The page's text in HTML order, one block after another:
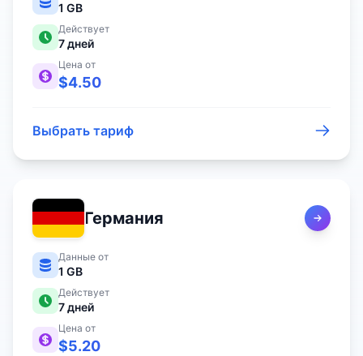
1 GB
Действует
7дней
Цена от
$4.50
Выбрать тариф
Германия
Данные от
1 GB
Действует
7дней
Цена от
$5.20